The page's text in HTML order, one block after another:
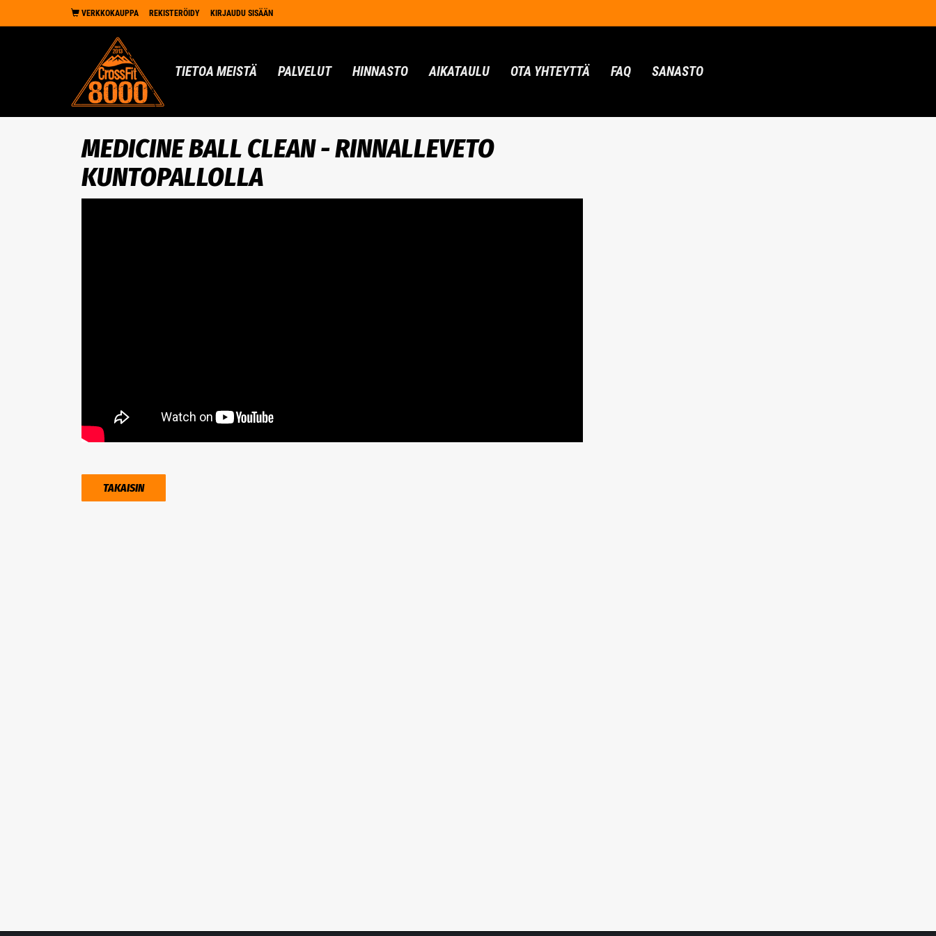
VERKKOKAUPPA REKISTERÖIDY KIRJAUDU SISÄÄN
TIETOA MEISTÄ PALVELUT HINNASTO AIKATAULU OTA YHTEYTTÄ FAQ SANASTO
MEDICINE BALL CLEAN - RINNALLEVETO
KUNTOPALLOLLA
TAKAISIN